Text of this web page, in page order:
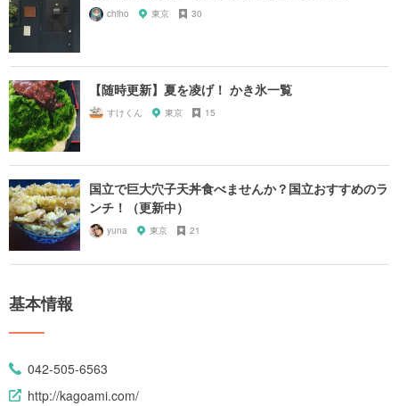
chiho 東京 30
【随時更新】夏を凌げ！ かき氷一覧
すけくん 東京 15
国立で巨大穴子天丼食べませんか？国立おすすめのラ
ンチ！（更新中）
yuna 東京 21
基本情報
042-505-6563
http://kagoami.com/